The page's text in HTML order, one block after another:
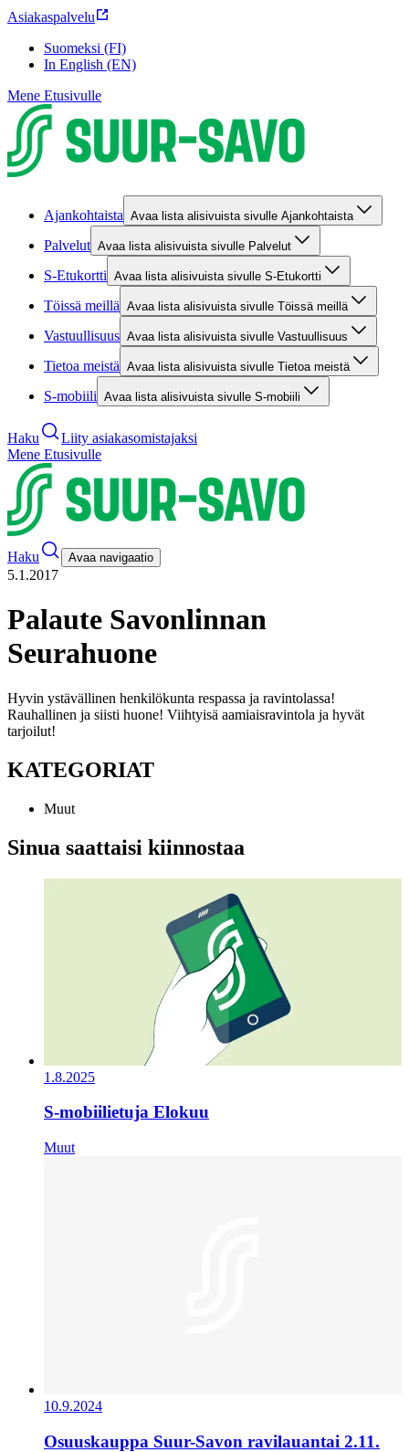
Asiakaspalvelu
Suomeksi (FI)
In English (EN)
Mene Etusivulle
Ajankohtaista Avaa lista alisivuista sivulle Ajankohtaista
Palvelut Avaa lista alisivuista sivulle Palvelut
S-Etukortti Avaa lista alisivuista sivulle S-Etukortti
Töissä meillä Avaa lista alisivuista sivulle Töissä meillä
Vastuullisuus Avaa lista alisivuista sivulle Vastuullisuus
Tietoa meistä Avaa lista alisivuista sivulle Tietoa meistä
S-mobiili Avaa lista alisivuista sivulle S-mobiili
Haku
Liity asiakasomistajaksi
Mene Etusivulle
Haku Avaa navigaatio
5.1.2017
Palaute Savonlinnan
Seurahuone
Hyvin ystävällinen henkilökunta respassa ja ravintolassa!
Rauhallinen ja siisti huone! Viihtyisä aamiaisravintola ja hyvät
tarjoilut!
KATEGORIAT
Muut
Sinua saattaisi kiinnostaa
1.8.2025
S-mobiilietuja Elokuu
Muut
10.9.2024
Osuuskauppa Suur-Savon ravilauantai 2.11.